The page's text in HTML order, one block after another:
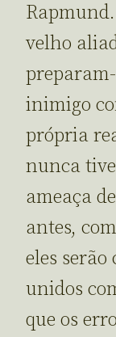
velho
inimigo
própria
nunca
ameaça
antes,
eles serão
unidos
que os